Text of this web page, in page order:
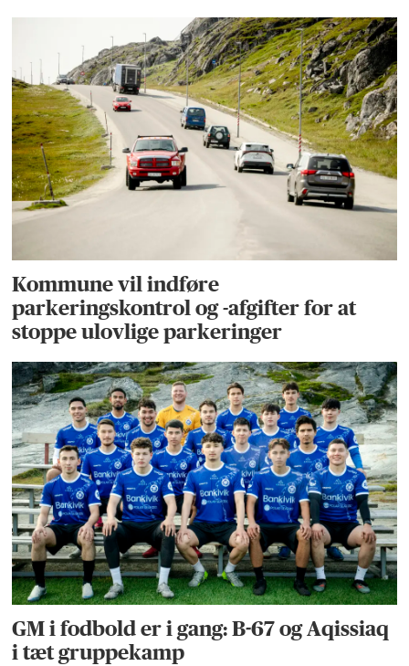
Kommune vil indføre
parkeringskontrol og -afgifter for at
stoppe ulovlige parkeringer
GM i fodbold er i gang: B-67 og Aqissiaq
i tæt gruppekamp